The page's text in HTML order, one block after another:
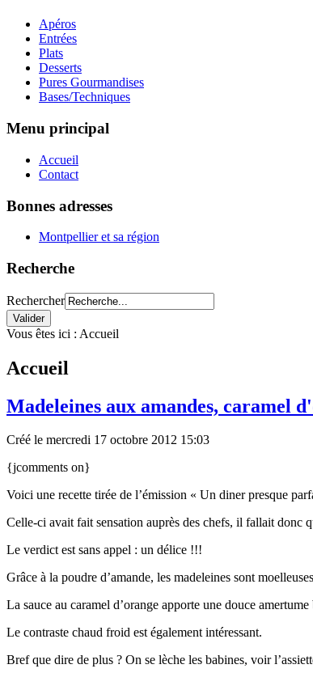
Apéros
Entrées
Plats
Desserts
Pures Gourmandises
Bases/Techniques
Menu principal
Accueil
Contact
Bonnes adresses
Montpellier et sa région
Recherche
Rechercher
Vous êtes ici : Accueil
Accueil
Madeleines aux amandes, caramel
Créé le mercredi 17 octobre 2012 15:03
{jcomments on}
Voici une recette tirée de l’émission « Un diner presque
Celle-ci avait fait sensation auprès des chefs, il fallait donc
Le verdict est sans appel : un délice !!!
Grâce à la poudre d’amande, les madeleines sont
La sauce au caramel d’orange apporte une douce
Le contraste chaud froid est également intéressant.
Bref que dire de plus ? On se lèche les babines, voir